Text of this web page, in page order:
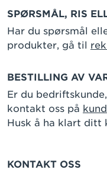
SPØRSMÅL, RIS
Har du spørsmål
produkter, gå til
BESTILLING AV
Er du
kontakt oss på
Husk å ha klart ditt
KONTAKT OSS